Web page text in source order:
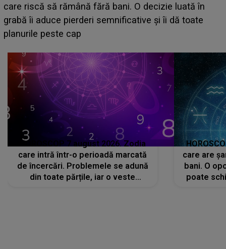
acum! În fața Alexandrei, concurentul din Casa Iubirii
face o MĂRTURISIRE NEAȘTEPTATĂ despre mama
sa: "I-am spus și ei în față, eu nu te iubesc pentru
HOROSCOP 7 august 2026. Zodia
care intră într-o perioadă marcată
de încercări. Problemele se adună
din toate părțile, iar o veste
care are
bani. O
poate